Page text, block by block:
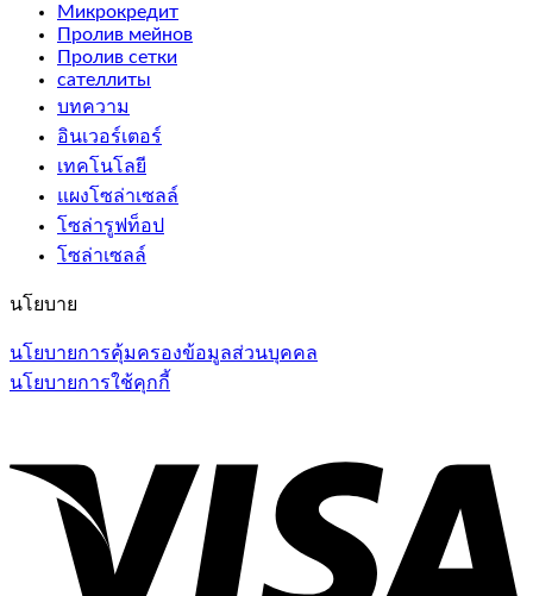
Микрокредит
Пролив мейнов
Пролив сетки
сателлиты
บทความ
อินเวอร์เตอร์
เทคโนโลยี
แผงโซล่าเซลล์
โซล่ารูฟท็อป
โซล่าเซลล์
นโยบาย
นโยบายการคุ้มครองข้อมูลส่วนบุคคล
นโยบายการใช้คุกกี้